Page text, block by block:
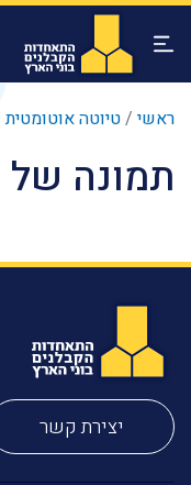
ראשי /טיוטה אוטומטית
תמונה של
יצירת קשר